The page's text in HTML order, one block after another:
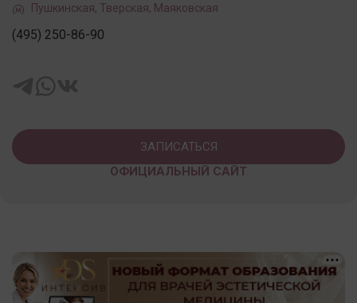
Пушкинская, Тверская, Маяковская
(495) 250-86-90
ЗАПИСАТЬСЯ
ОФИЦИАЛЬНЫЙ САЙТ